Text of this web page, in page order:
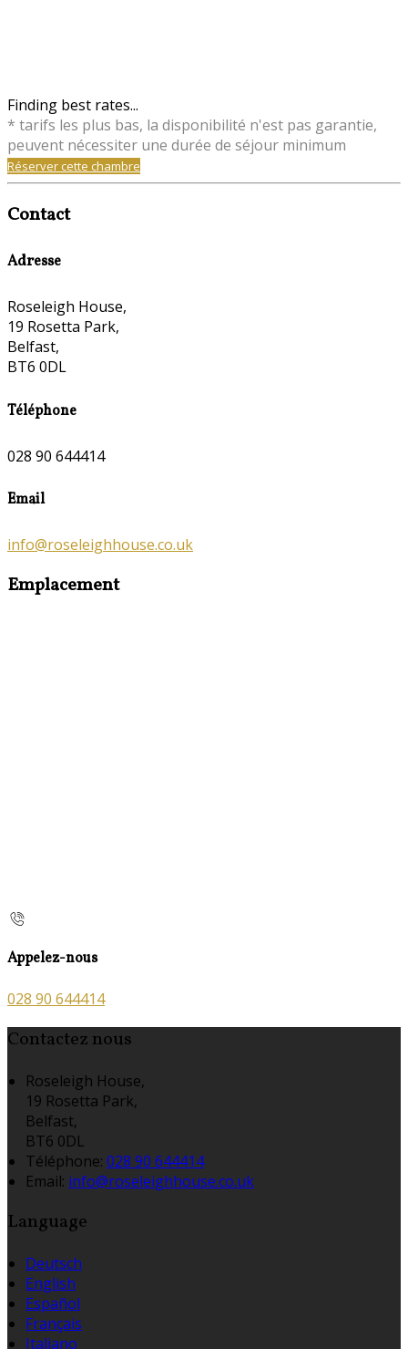
Finding best rates...
* tarifs les plus bas, la disponibilité n'est pas garantie,
peuvent nécessiter une durée de séjour minimum
Réserver cette chambre
Contact
Adresse
Roseleigh House,
19 Rosetta Park,
Belfast,
BT6 0DL
Téléphone
028 90 644414
Email
info@roseleighhouse.co.uk
Emplacement
Appelez-nous
028 90 644414
Contactez nous
Roseleigh House,
19 Rosetta Park,
Belfast,
BT6 0DL
Téléphone: 028 90 644414
Email: info@roseleighhouse.co.uk
Language
Deutsch
English
Español
Français
Italiano